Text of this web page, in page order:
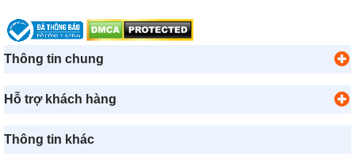
Thông tin chung
Hỗ trợ khách hàng
Thông tin khác